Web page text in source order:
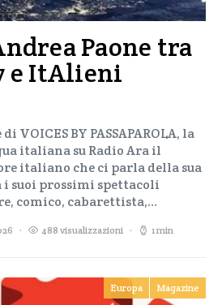
Paone tra
e ItAlieni
VOICES BY PASSAPAROLA, la
italiana su Radio Ara il
italiano che ci parla della sua
suoi prossimi spettacoli
comico, cabarettista,…
488 visualizzazioni 1 min
Europa Magazine